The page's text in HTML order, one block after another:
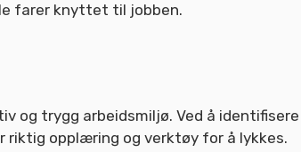
farer knyttet til jobben.
og trygg arbeidsmiljø. Ved å
riktig opplæring og verktøy for å lykkes.